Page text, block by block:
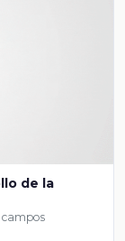
de la
campos